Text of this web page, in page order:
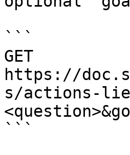
```
GET
https://
s/actions-
```